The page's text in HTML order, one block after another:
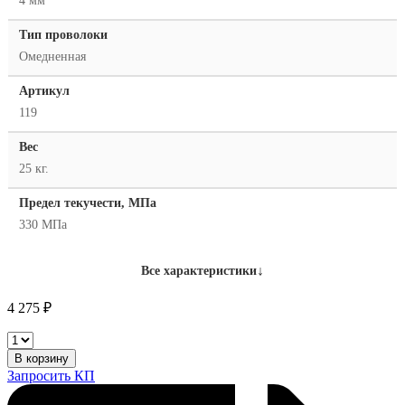
Тип проволоки
Омедненная
Артикул
119
Вес
25 кг.
Предел текучести, МПа
330 МПа
Все характеристики↓
4 275 ₽
Golden
Bridge
JQ.H08MnA
(EM12)
В корзину
Запросить КП